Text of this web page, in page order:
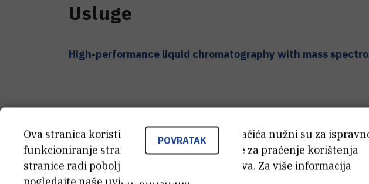
Usluge
High-performance liquid chromatography with mass
ZaposleniciPOVRATAK
Ova stranica koristi kolačiće. Neki od tih kolačića nužni su za
funkcioniranje stranice, dok se drugi koriste za praćenje korištenja
stranice radi poboljšanja korisničkog iskustva. Za više informacija